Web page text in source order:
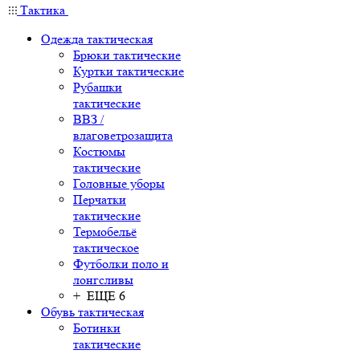
Тактика
Одежда тактическая
Брюки тактические
Куртки тактические
Рубашки
тактические
ВВЗ /
влаговетрозащита
Костюмы
тактические
Головные уборы
Перчатки
тактические
Термобельё
тактическое
Футболки поло и
лонгсливы
+ ЕЩЕ 6
Обувь тактическая
Ботинки
тактические